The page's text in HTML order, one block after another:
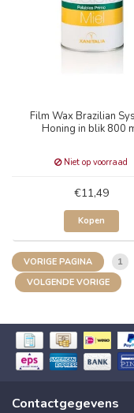
Film Wax Brazilian
Honing in blik 800
Niet op voorraad
€11,49
Kopen
VORIGE PAGINA 1
VOLGENDE VORIGE
Contactgegevens